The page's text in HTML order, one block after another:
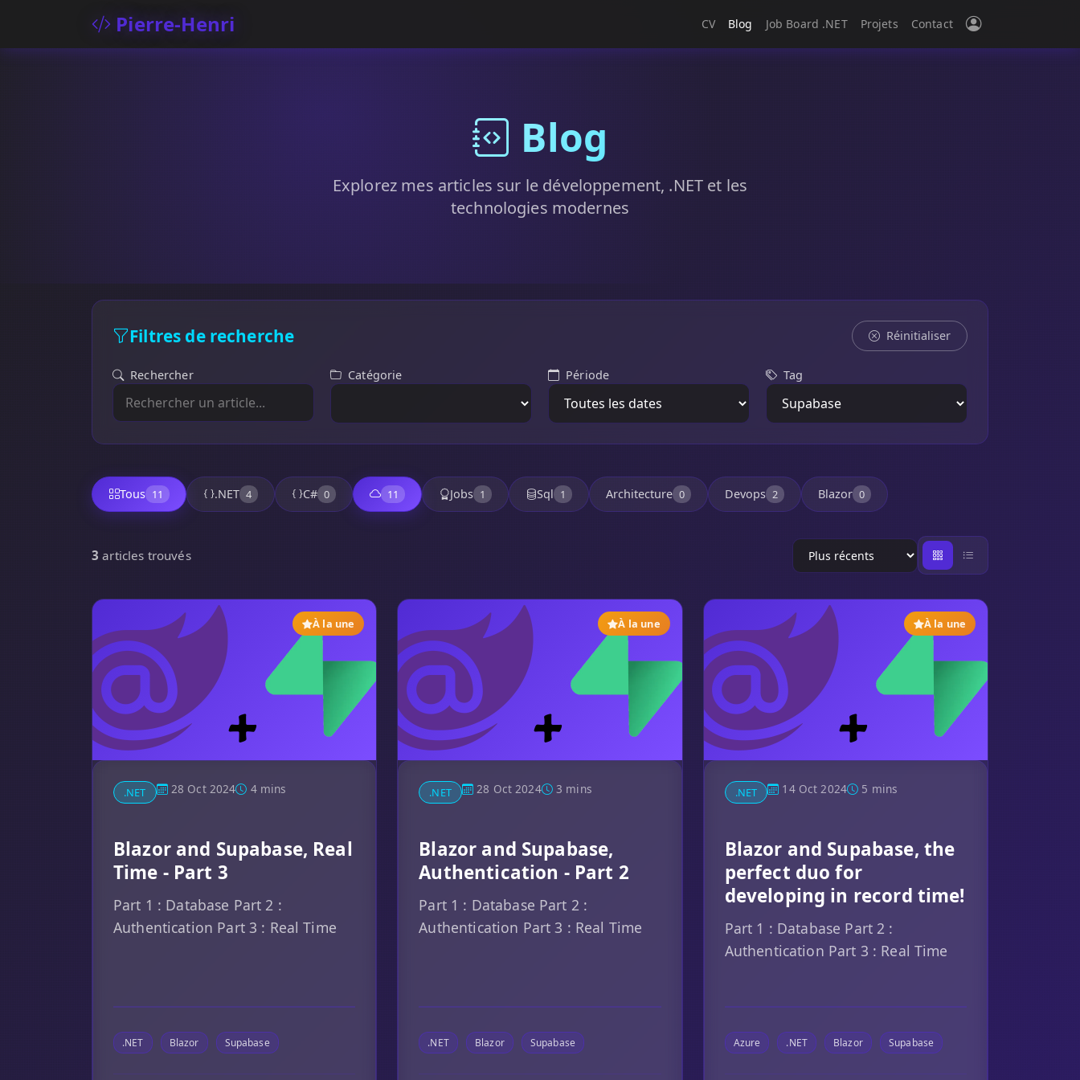
Pierre-Henri CV Blog Job Board .NET Projets Contact
Blog
Explorez mes articles sur le développement, .NET et les
technologies modernes
Filtres de recherche Réinitialiser
Rechercher Catégorie Période Tag
Tous 11 .NET 4 C# 0 11 Jobs 1 Sql 1 Architecture 0 Devops 2 Blazor 0
3 articles trouvés
À la une
.NET 28 Oct 2024 4 mins
Blazor and Supabase, Real
Time - Part 3
Part 1 : Database Part 2 :
Authentication Part 3 : Real Time
.NET Blazor Supabase
À la une
.NET 28 Oct 2024 3 mins
Blazor and Supabase,
Authentication - Part 2
Part 1 : Database Part 2 :
Authentication Part 3 : Real Time
.NET Blazor Supabase
À la une
.NET 14 Oct 2024 5 mins
Blazor and Supabase, the
perfect duo for
developing in record time!
Part 1 : Database Part 2 :
Authentication Part 3 : Real Time
Azure .NET Blazor Supabase